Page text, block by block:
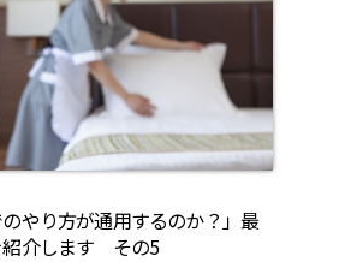
のやり方が通用するのか？」最
紹介します その5